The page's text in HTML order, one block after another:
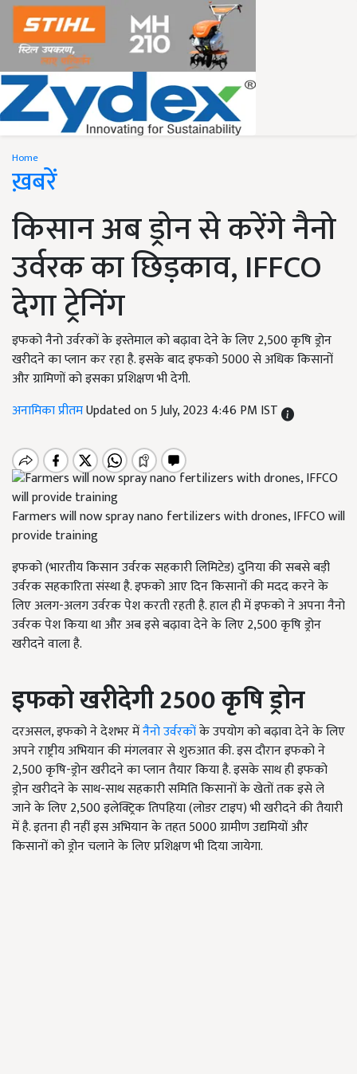
Home
ख़बरें
किसान अब ड्रोन से करेंगे नैनो
उर्वरक का छिड़काव, IFFCO
देगा ट्रेनिंग
इफको नैनो उर्वरकों के इस्तेमाल को बढ़ावा देने के लिए 2,500 कृषि ड्रोन
खरीदने का प्लान कर रहा है. इसके बाद इफको 5000 से अधिक किसानों
और ग्रामिणों को इसका प्रशिक्षण भी देगी.
अनामिका प्रीतमUpdated on 5 July, 2023 4:46 PM IST
Farmers will now spray nano fertilizers with drones, IFFCO will
provide training
इफको (भारतीय किसान उर्वरक सहकारी लिमिटेड)दुनिया की सबसे बड़ी
उर्वरक सहकारिता संस्था है. इफको आए दिन किसानों की मदद करने के
लिए अलग-अलग उर्वरक पेश करती रहती है. हाल ही में इफको ने अपना नैनो
उर्वरक पेश किया था और अब इसे बढ़ावा देने के लिए 2,500 कृषि ड्रोन
खरीदने वाला है.
इफको खरीदेगी 2500 कृषि ड्रोन
दरअसल, इफको ने देशभर मेंनैनो उर्वरकोंके उपयोग को बढ़ावा देने के लिए
अपने राष्ट्रीय अभियान की मंगलवार से शुरुआत की. इस दौरान इफको ने
2,500 कृषि-ड्रोन खरीदने का प्लान तैयार किया है. इसके साथ ही इफको
ड्रोन खरीदने के साथ-साथ सहकारी समिति किसानों के खेतों तक इसे ले
जाने के लिए 2,500 इलेक्ट्रिक तिपहिया (लोडर टाइप) भी खरीदने की तैयारी
में है. इतना ही नहीं इस अभियान के तहत 5000 ग्रामीण उद्यमियों और
किसानों को ड्रोन चलाने के लिए प्रशिक्षण भी दिया जायेगा.